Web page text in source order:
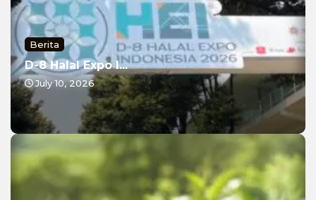
Berita
D-8 Halal Expo I...
July 10, 2026